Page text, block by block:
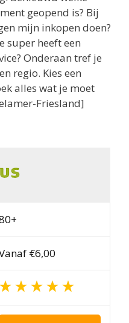
geopend is? Bij
mijn inkopen doen?
super heeft een
Onderaan tref je
regio. Kies een
alles wat je moet
Friesland]
€6,00